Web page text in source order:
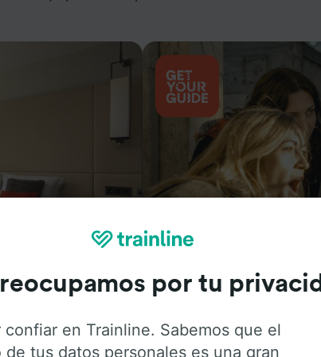
Actividades
por tu
confiar en Trainline. Sabemos que el
tus datos personales es una gran